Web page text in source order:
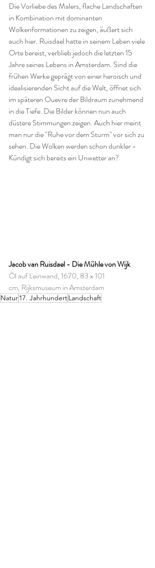
Die Vorliebe des Malers, flache Landschaften
in Kombination mit dominanten
Wolkenformationen zu zeigen, äußert sich
auch hier. Ruisdael hatte in seinem Leben viele
Orte bereist, verblieb jedoch die letzten 15
Jahre seines Lebens in Amsterdam. Sind die
frühen Werke geprägt von einer heroisch und
idealisierenden Sicht auf die Welt, öffnet sich
im späteren Ouevre der Bildraum zunehmend
in die Tiefe. Die Bilder können nun auch
düstere Stimmungen zeigen. Auch hier meint
man nur die "Ruhe vor dem Sturm" vor sich zu
sehen. Die Wolken werden schon dunkler -
Kündigt sich bereits ein Unwetter an?
Jacob van Ruisdael - Die Mühle von Wijk
Öl auf Leinwand, 1670, 83 x 101
cm, Rijksmuseum in Amsterdam
Natur17. JahrhundertLandschaft